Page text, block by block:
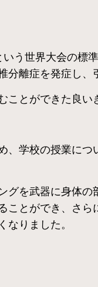
う世界大会の標
離症を発症し、
とができた良い
、学校の授業につ
グを武器に身体
ことができ、さら
なりました。